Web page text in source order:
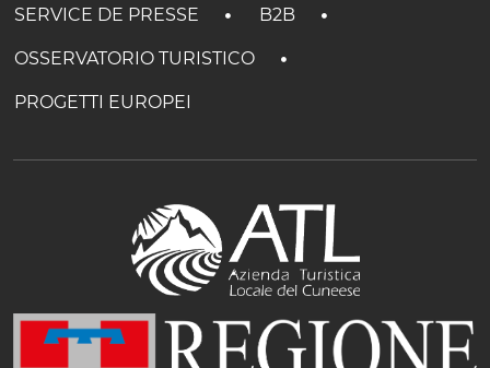
SERVICE DE PRESSE B2B
OSSERVATORIO TURISTICO
PROGETTI EUROPEI